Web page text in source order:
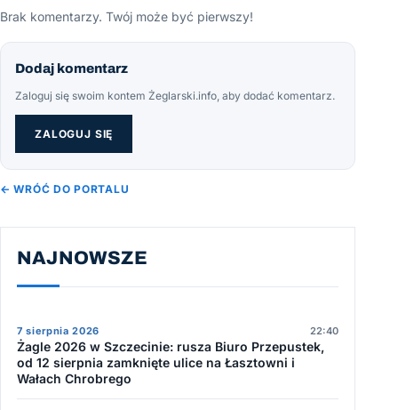
Brak komentarzy. Twój może być pierwszy!
Dodaj komentarz
Zaloguj się swoim kontem Żeglarski.info, aby dodać komentarz.
ZALOGUJ SIĘ
← WRÓĆ DO PORTALU
NAJNOWSZE
7 sierpnia 2026 22:40
Żagle 2026 w Szczecinie: rusza Biuro Przepustek,
od 12 sierpnia zamknięte ulice na Łasztowni i
Wałach Chrobrego